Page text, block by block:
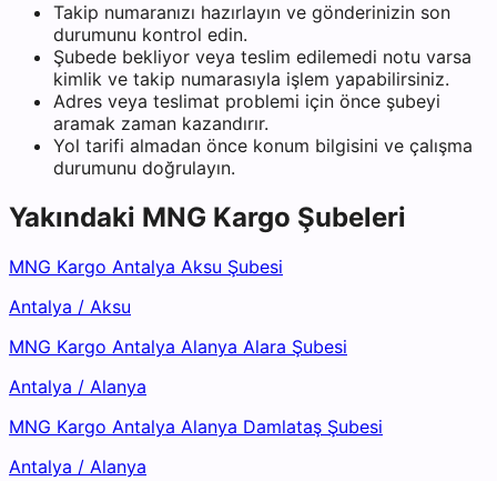
Takip numaranızı hazırlayın ve gönderinizin son
durumunu kontrol edin.
Şubede bekliyor veya teslim edilemedi notu varsa
kimlik ve takip numarasıyla işlem yapabilirsiniz.
Adres veya teslimat problemi için önce şubeyi
aramak zaman kazandırır.
Yol tarifi almadan önce konum bilgisini ve çalışma
durumunu doğrulayın.
Yakındaki MNG Kargo Şubeleri
MNG Kargo Antalya Aksu Şubesi
Antalya / Aksu
MNG Kargo Antalya Alanya Alara Şubesi
Antalya / Alanya
MNG Kargo Antalya Alanya Damlataş Şubesi
Antalya / Alanya